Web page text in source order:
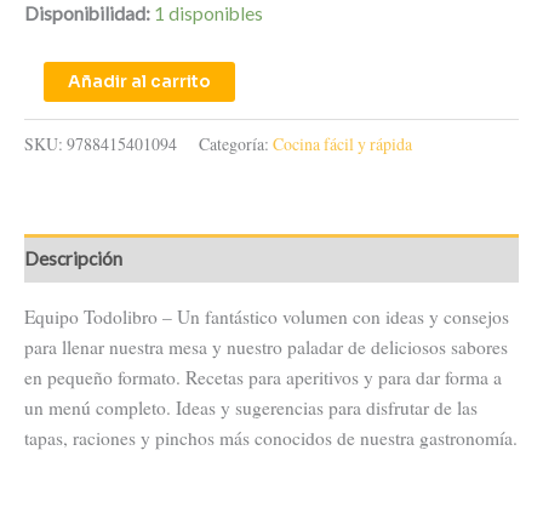
Disponibilidad: 1 disponibles
Añadir al carrito
SKU: 9788415401094 Categoría: Cocina fácil y rápida
Descripción
Equipo Todolibro – Un fantástico volumen con ideas y consejos
para llenar nuestra mesa y nuestro paladar de deliciosos sabores
en pequeño formato. Recetas para aperitivos y para dar forma a
un menú completo. Ideas y sugerencias para disfrutar de las
tapas, raciones y pinchos más conocidos de nuestra gastronomía.